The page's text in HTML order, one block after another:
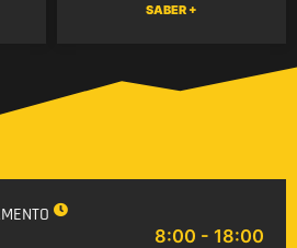
SABER +
8:00 - 18:00